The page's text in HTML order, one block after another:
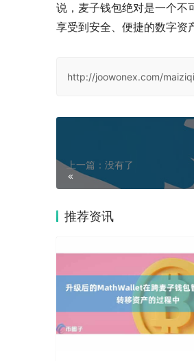
说，麦子钱包绝对是一个不
享受到安全、便捷的数字资
http://joowonex.com/
上一篇：没有了
推荐资讯